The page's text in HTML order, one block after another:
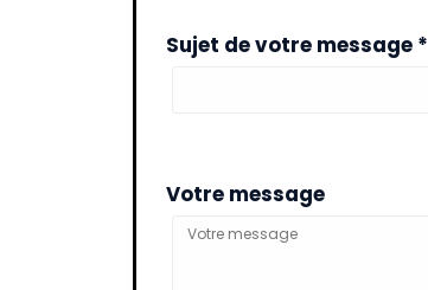
Sujet de votre message *
Votre message